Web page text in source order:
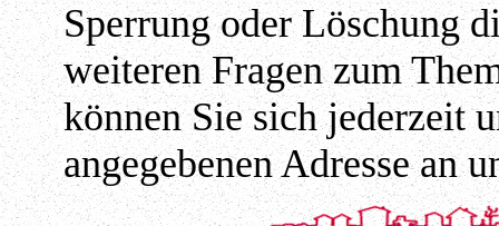
Sperrung oder Löschung
weiteren Fragen zum
können Sie sich jederzeit
angegebenen Adresse an